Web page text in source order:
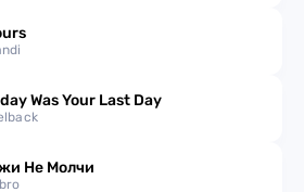
Was Your Last Day
Не Молчи